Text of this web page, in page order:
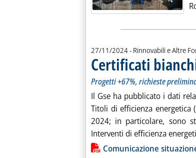
27/11/2024- Rinnovabili e Altre
Certificati
Progetti +67%, richieste
Il Gse ha pubblicato i dati
Titoli di efficienza energetica
2024; in particolare, sono
Interventi di efficienza
Lista allegati PDF
Comunicazione